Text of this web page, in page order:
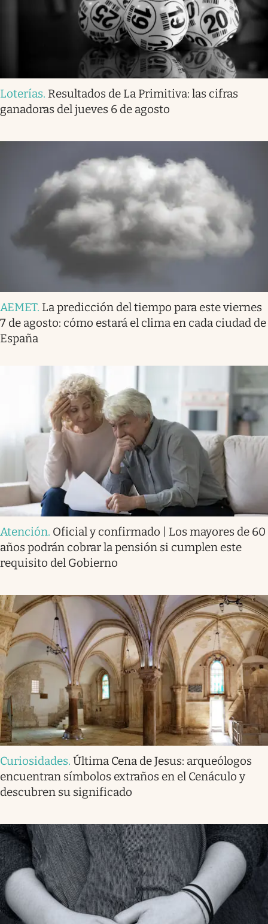
Loterías. Resultados de La Primitiva: las cifras
ganadoras del jueves 6 de agosto
AEMET. La predicción del tiempo para este viernes
7 de agosto: cómo estará el clima en cada ciudad de
España
Atención. Oficial y confirmado | Los mayores de 60
años podrán cobrar la pensión si cumplen este
requisito del Gobierno
Curiosidades. Última Cena de Jesus: arqueólogos
encuentran símbolos extraños en el Cenáculo y
descubren su significado